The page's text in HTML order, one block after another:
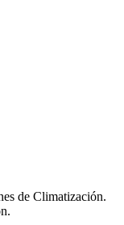
de Climatización.